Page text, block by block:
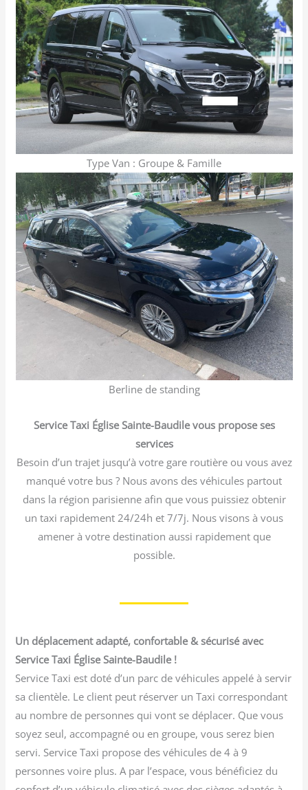
Type Van : Groupe & Famille
Berline de standing
Service Taxi Église Sainte-Baudile vous propose ses
services
Besoin d’un trajet jusqu’à votre gare routière ou vous avez
manqué votre bus ? Nous avons des véhicules partout
dans la région parisienne afin que vous puissiez obtenir
un taxi rapidement 24/24h et 7/7j. Nous visons à vous
amener à votre destination aussi rapidement que
possible.
Un déplacement adapté, confortable & sécurisé avec
Service Taxi Église Sainte-Baudile !
Service Taxi est doté d’un parc de véhicules appelé à servir
sa clientèle. Le client peut réserver un Taxi correspondant
au nombre de personnes qui vont se déplacer. Que vous
soyez seul, accompagné ou en groupe, vous serez bien
servi. Service Taxi propose des véhicules de 4 à 9
personnes voire plus. A par l’espace, vous bénéficiez du